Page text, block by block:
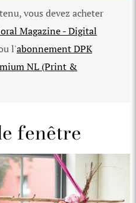
vous devez acheter
Magazine - Digital
l'abonnement DPK
NL (Print &
fenêtre